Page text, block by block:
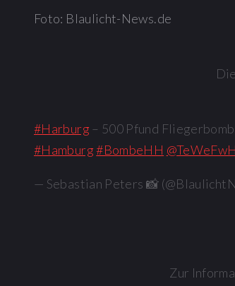
Foto: Blaulicht-News.de
#Harburg – 500 Pfund
#Hamburg#BombeHH
— Sebastian Peters 📸
Zur